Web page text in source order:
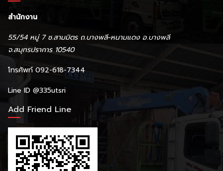
สำนักงาน
55/54 หมู่ 7 ซ.สามมิตร ถ.บางพลี-หนามแดง อ.บางพลี
จ.สมุทรปราการ 10540
โทรศัพท์ 092-618-7344
Line ID @335utsri
Add Friend Line